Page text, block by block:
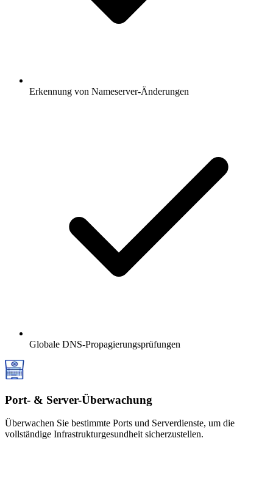
Erkennung von Nameserver-Änderungen
Globale DNS-Propagierungsprüfungen
Port- & Server-Überwachung
Überwachen Sie bestimmte Ports und Serverdienste, um die
vollständige Infrastrukturgesundheit sicherzustellen.